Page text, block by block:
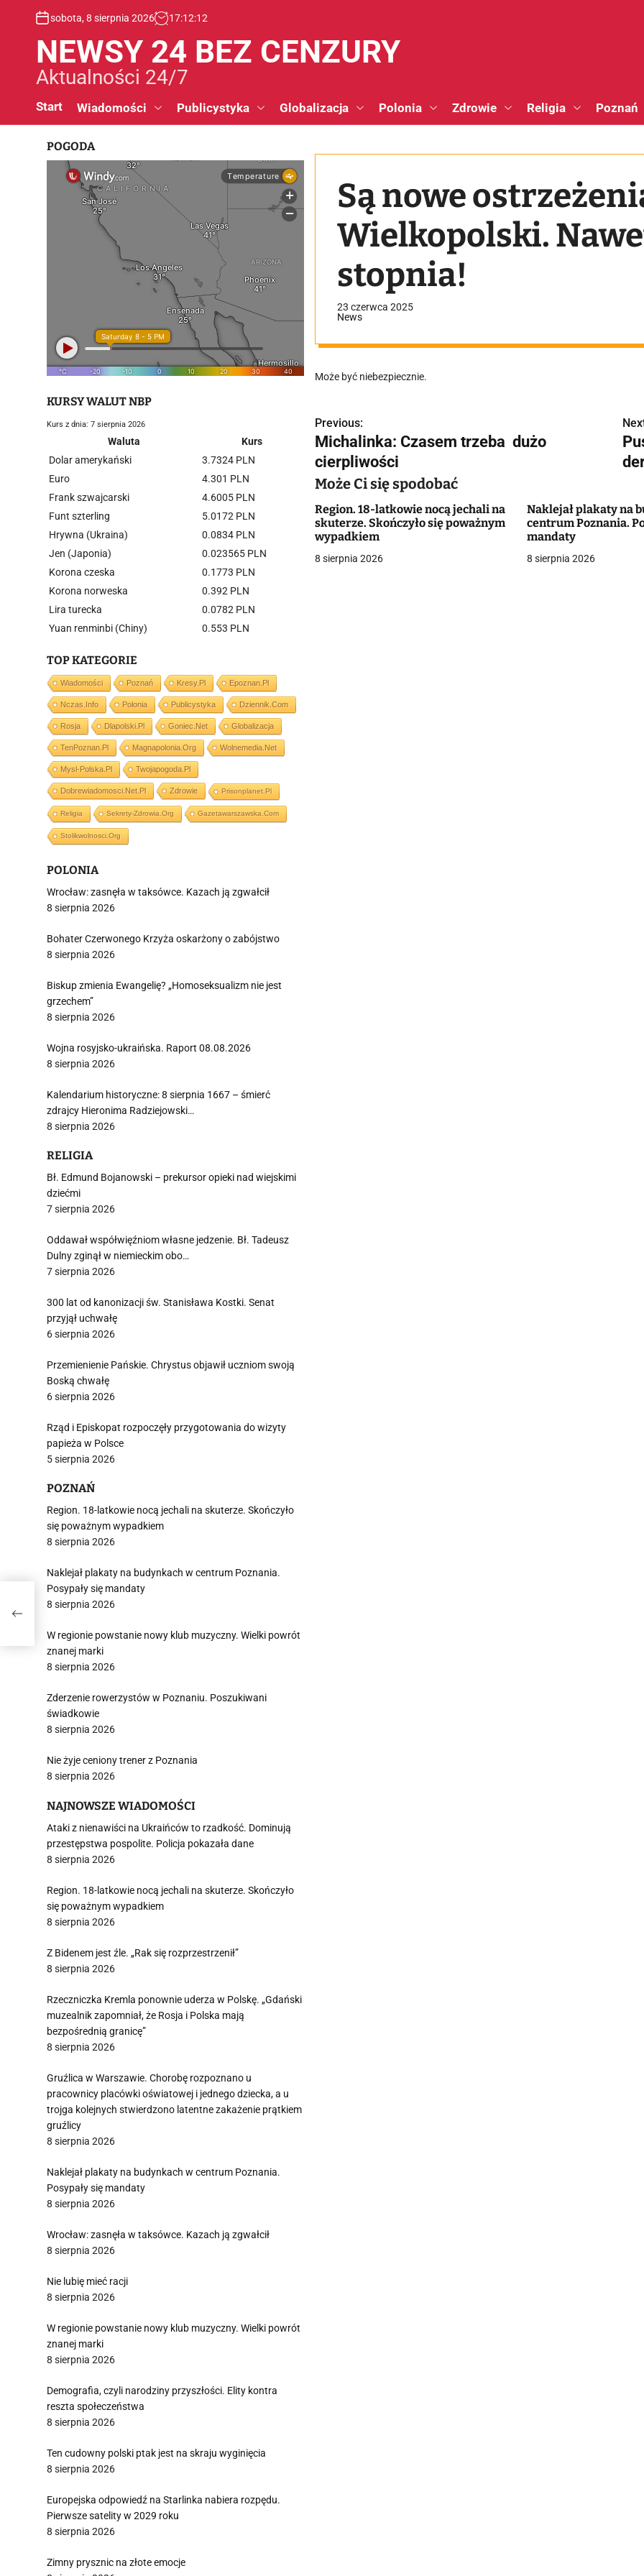
sobota, 8 sierpnia 2026 17:12:13
NEWSY 24 BEZ CENZURY
Aktualności 24/7
Start Wiadomości Publicystyka Globalizacja Polonia Zdrowie Religia Poznań
Są nowe
Wielkopolski.
stopnia!
23 czerwca 2025
News
Może być niebezpiecznie.
N
a
w
i
g
a
Previous:
Michalinka: Czasem trzeba dużo
cierpliwości
Może Ci się spodobać
Region. 18-latkowie nocą jechali na
skuterze. Skończyło się poważnym
wypadkiem
8 sierpnia 2026
Naklejał plakaty na
centrum Poznania.
mandaty
8 sierpnia 2026
POGODA
KURSY WALUT NBP
Kurs z dnia: 7 sierpnia 2026
Waluta
Kurs
Dolar amerykański
3.7324 PLN
Euro
4.301 PLN
Frank szwajcarski
4.6005 PLN
Funt szterling
5.0172 PLN
Hrywna (Ukraina)
0.0834 PLN
Jen (Japonia)
0.023565 PLN
Korona czeska
0.1773 PLN
Korona norweska
0.392 PLN
Lira turecka
0.0782 PLN
Yuan renminbi (Chiny)
0.553 PLN
TOP KATEGORIE
Wiadomości Poznań Kresy.pl Epoznan.pl
Nczas.info Polonia Publicystyka Dziennik.com
Rosja Dlapolski.pl Goniec.net Globalizacja
TenPoznan.pl Magnapolonia.org Wolnemedia.net
Mysl-Polska.pl Twojapogoda.pl
Dobrewiadomosci.net.pl Zdrowie Prisonplanet.pl
Religia Sekrety-Zdrowia.org Gazetawarszawska.com
Stolikwolnosci.org
POLONIA
Wrocław: zasnęła w taksówce. Kazach ją zgwałcił
8 sierpnia 2026
Bohater Czerwonego Krzyża oskarżony o zabójstwo
8 sierpnia 2026
Biskup zmienia Ewangelię? „Homoseksualizm nie jest
grzechem”
8 sierpnia 2026
Wojna rosyjsko-ukraińska. Raport 08.08.2026
8 sierpnia 2026
Kalendarium historyczne: 8 sierpnia 1667 – śmierć
zdrajcy Hieronima Radziejowski…
8 sierpnia 2026
RELIGIA
Bł. Edmund Bojanowski – prekursor opieki nad wiejskimi
dziećmi
7 sierpnia 2026
Oddawał współwięźniom własne jedzenie. Bł. Tadeusz
Dulny zginął w niemieckim obo…
7 sierpnia 2026
300 lat od kanonizacji św. Stanisława Kostki. Senat
przyjął uchwałę
6 sierpnia 2026
Przemienienie Pańskie. Chrystus objawił uczniom swoją
Boską chwałę
6 sierpnia 2026
Rząd i Episkopat rozpoczęły przygotowania do wizyty
papieża w Polsce
5 sierpnia 2026
POZNAŃ
Region. 18-latkowie nocą jechali na skuterze. Skończyło
się poważnym wypadkiem
8 sierpnia 2026
Naklejał plakaty na budynkach w centrum Poznania.
Posypały się mandaty
8 sierpnia 2026
W regionie powstanie nowy klub muzyczny. Wielki powrót
znanej marki
8 sierpnia 2026
Zderzenie rowerzystów w Poznaniu. Poszukiwani
świadkowie
8 sierpnia 2026
Nie żyje ceniony trener z Poznania
8 sierpnia 2026
NAJNOWSZE WIADOMOŚCI
Ataki z nienawiści na Ukraińców to rzadkość. Dominują
przestępstwa pospolite. Policja pokazała dane
8 sierpnia 2026
Region. 18-latkowie nocą jechali na skuterze. Skończyło
się poważnym wypadkiem
8 sierpnia 2026
Z Bidenem jest źle. „Rak się rozprzestrzenił”
8 sierpnia 2026
Rzeczniczka Kremla ponownie uderza w Polskę. „Gdański
muzealnik zapomniał, że Rosja i Polska mają
bezpośrednią granicę”
8 sierpnia 2026
Gruźlica w Warszawie. Chorobę rozpoznano u
pracownicy placówki oświatowej i jednego dziecka, a u
trojga kolejnych stwierdzono latentne zakażenie prątkiem
gruźlicy
8 sierpnia 2026
Naklejał plakaty na budynkach w centrum Poznania.
Posypały się mandaty
8 sierpnia 2026
Wrocław: zasnęła w taksówce. Kazach ją zgwałcił
8 sierpnia 2026
Nie lubię mieć racji
8 sierpnia 2026
W regionie powstanie nowy klub muzyczny. Wielki powrót
znanej marki
8 sierpnia 2026
Demografia, czyli narodziny przyszłości. Elity kontra
reszta społeczeństwa
8 sierpnia 2026
Ten cudowny polski ptak jest na skraju wyginięcia
8 sierpnia 2026
Europejska odpowiedź na Starlinka nabiera rozpędu.
Pierwsze satelity w 2029 roku
8 sierpnia 2026
Zimny prysznic na złote emocje